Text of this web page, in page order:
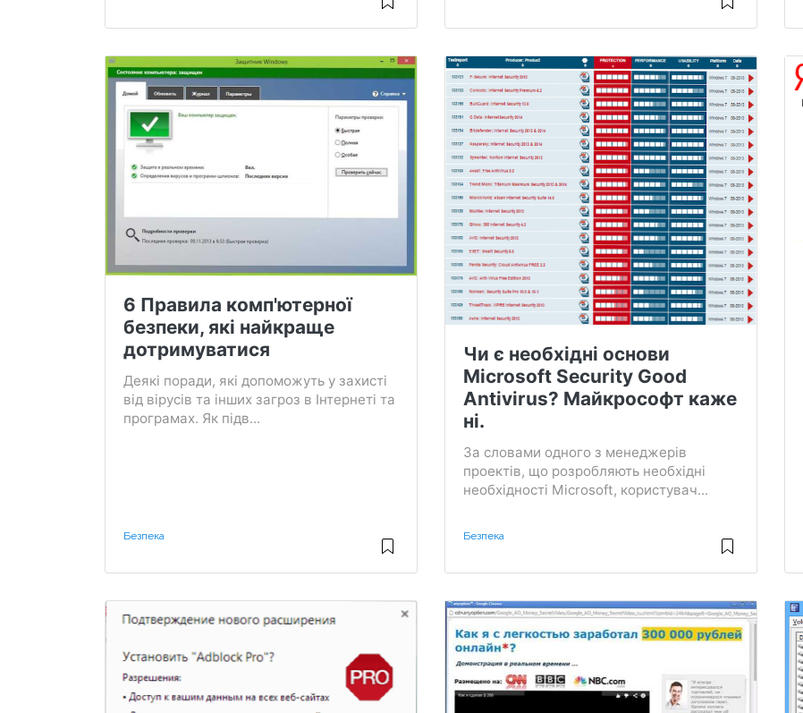
6 Правила комп'ютерної
безпеки, які найкраще
дотримуватися
Деякі поради, які допоможуть у захисті
від вірусів та інших загроз в Інтернеті та
програмах. Як підв...
Безпека
Чи є необхідні основи
Microsoft Security Good
Antivirus? Майкрософт каже
ні.
За словами одного з менеджерів
проектів, що розробляють необхідні
необхідності Microsoft, користувач...
Безпека